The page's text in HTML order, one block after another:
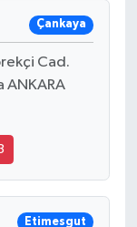
Çankaya
Cad.
ANKARA
Etimesgut